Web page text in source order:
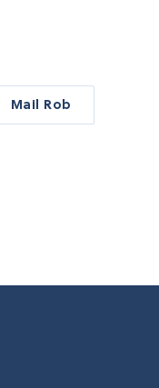
Mail Rob